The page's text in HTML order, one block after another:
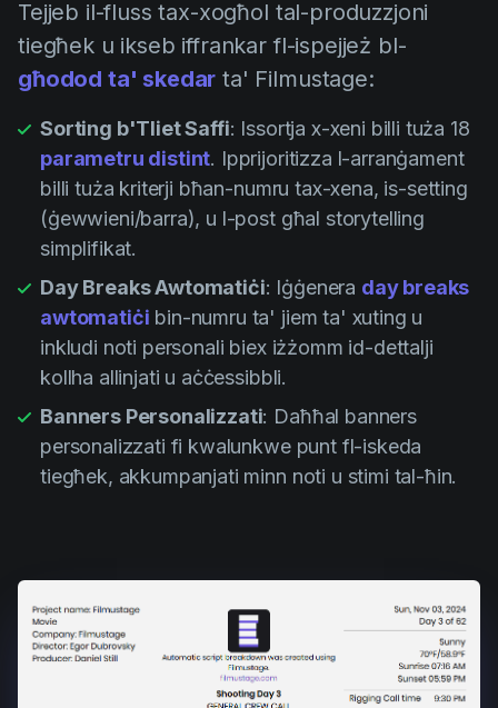
Tejjeb il-fluss tax-xogħol tal-produzzjoni
tiegħek u ikseb iffrankar fl-ispejjeż bl-
għodod ta' skedar ta' Filmustage:
Sorting b'Tliet Saffi: Issortja x-xeni billi tuża 18
parametru distint. Ipprijoritizza l-arranġament
billi tuża kriterji bħan-numru tax-xena, is-setting
(ġewwieni/barra), u l-post għal storytelling
simplifikat.
Day Breaks Awtomatiċi: Iġġenera day breaks
awtomatiċi bin-numru ta' jiem ta' xuting u
inkludi noti personali biex iżżomm id-dettalji
kollha allinjati u aċċessibbli.
Banners Personalizzati: Daħħal banners
personalizzati fi kwalunkwe punt fl-iskeda
tiegħek, akkumpanjati minn noti u stimi tal-ħin.